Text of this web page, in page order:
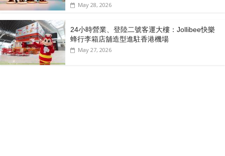
May 28, 2026
24小時營業、登陸二號客運大樓：Jollibee快樂
蜂行李箱店舖造型進駐香港機場
May 27, 2026